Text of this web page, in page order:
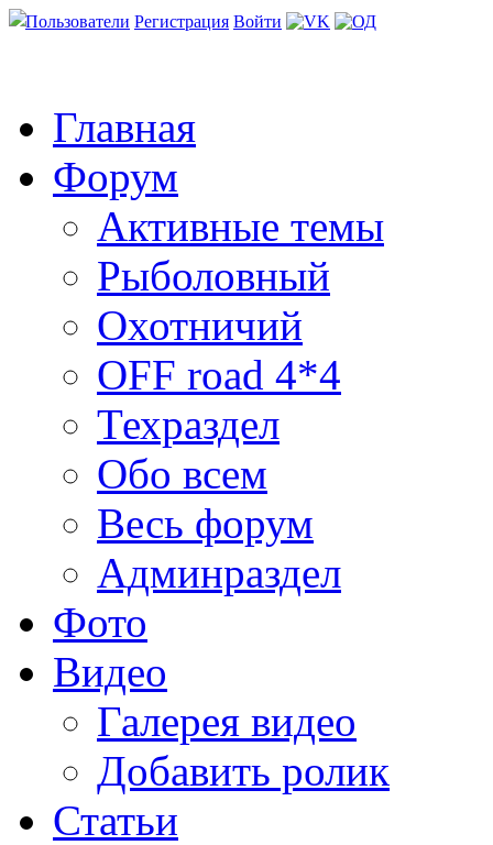
Пользователи Регистрация Войти
Главная
Форум
Активные темы
Рыболовный
Охотничий
OFF road 4*4
Техраздел
Обо всем
Весь форум
Админраздел
Фото
Видео
Галерея видео
Добавить ролик
Статьи